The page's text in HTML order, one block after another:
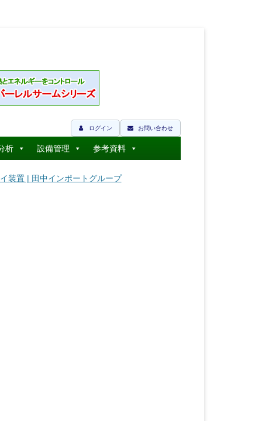
お問い合わせ
ログイン
析 設備管理 参考資料
装置 | 田中インポートグループ